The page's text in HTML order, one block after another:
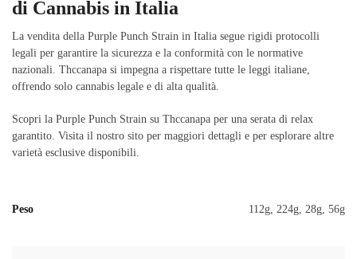
di Cannabis in Italia
La vendita della Purple Punch Strain in Italia segue rigidi protocolli
legali per garantire la sicurezza e la conformità con le normative
nazionali. Thccanapa si impegna a rispettare tutte le leggi italiane,
offrendo solo cannabis legale e di alta qualità.
Scopri la Purple Punch Strain su Thccanapa per una serata di relax
garantito. Visita il nostro sito per maggiori dettagli e per esplorare altre
varietà esclusive disponibili.
Peso 112g, 224g, 28g, 56g